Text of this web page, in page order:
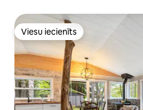
Viesu iecienīts
Viesu iecienīts